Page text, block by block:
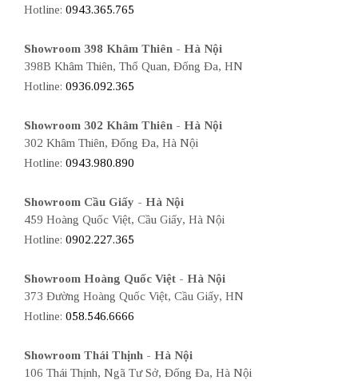
Hotline: 0943.365.765
Showroom 398 Khâm Thiên - Hà Nội
398B Khâm Thiên, Thổ Quan, Đống Đa, HN
Hotline: 0936.092.365
Showroom 302 Khâm Thiên - Hà Nội
302 Khâm Thiên, Đống Đa, Hà Nội
Hotline: 0943.980.890
Showroom Cầu Giấy - Hà Nội
459 Hoàng Quốc Việt, Cầu Giấy, Hà Nội
Hotline: 0902.227.365
Showroom Hoàng Quốc Việt - Hà Nội
373 Đường Hoàng Quốc Việt, Cầu Giấy, HN
Hotline: 058.546.6666
Showroom Thái Thịnh - Hà Nội
106 Thái Thịnh, Ngã Tư Sở, Đống Đa, Hà Nội